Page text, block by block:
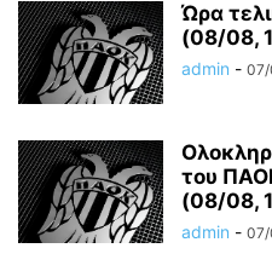
Ώρα
(08/08,
admin -
του
(08/08,
admin -